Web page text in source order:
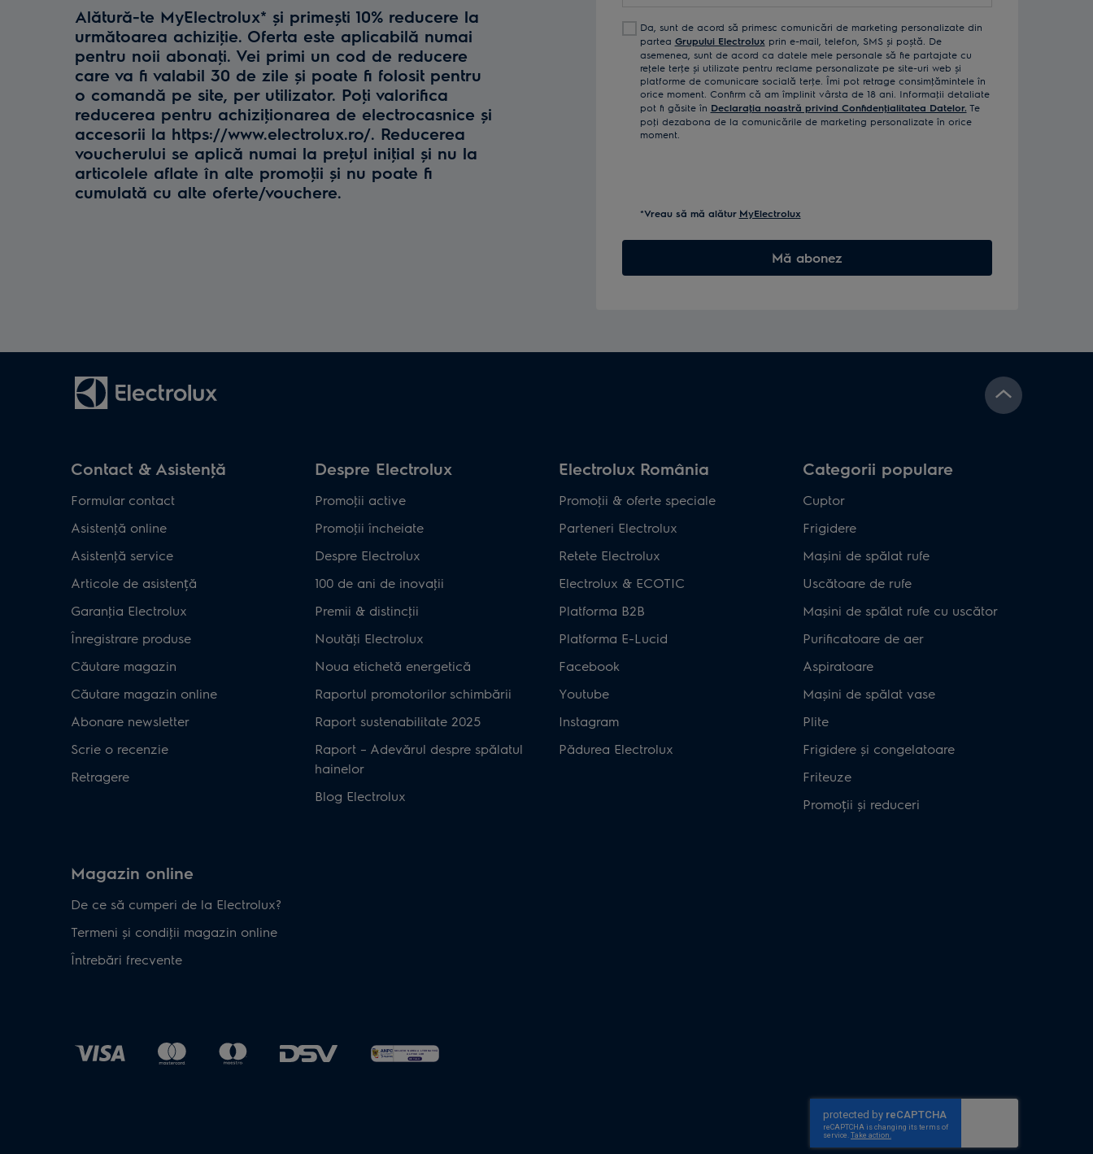
Alătură-te MyElectrolux* și primești 10% reducere la
următoarea achiziţie. Oferta este aplicabilă numai
pentru noii abonaţi. Vei primi un cod de reducere
care va fi valabil 30 de zile și poate fi folosit pentru
o comandă pe site, per utilizator. Poţi valorifica
reducerea pentru achiziţionarea de electrocasnice și
accesorii la https://www.electrolux.ro/. Reducerea
voucherului se aplică numai la preţul iniţial și nu la
articolele aflate în alte promoţii și nu poate fi
cumulată cu alte oferte/vouchere.
tău Da, sunt de acord să primesc comunicări de marketing personalizate din
partea Grupului Electrolux prin e-mail, telefon, SMS și poștă. De
asemenea, sunt de acord ca datele mele personale să fie partajate cu
reţele terţe și utilizate pentru reclame personalizate pe site-uri web și
platforme de comunicare socială terţe. Îmi pot retrage consimţămintele în
orice moment. Confirm că am împlinit vârsta de 18 ani. Informaţii detaliate
pot fi găsite în Declaraţia noastră privind Confidenţialitatea Datelor. Te
poţi dezabona de la comunicările de marketing personalizate în orice
moment.
*Vreau să mă alătur MyElectrolux
Mă abonez
Contact & Asistenţă
Formular contact
Asistenţă online
Asistenţă service
Articole de asistență
Garanţia Electrolux
Înregistrare produse
Căutare magazin
Căutare magazin online
Abonare newsletter
Scrie o recenzie
Retragere
Despre Electrolux
Promoţii active
Promoţii încheiate
Despre Electrolux
100 de ani de inovaţii
Premii & distincţii
Noutăţi Electrolux
Noua etichetă energetică
Raportul promotorilor schimbării
Raport sustenabilitate 2025
Raport – Adevărul despre spălatul
hainelor
Blog Electrolux
Electrolux România
Promoţii & oferte speciale
Parteneri Electrolux
Retete Electrolux
Electrolux & ECOTIC
Platforma B2B
Platforma E-Lucid
Facebook
Youtube
Instagram
Pădurea Electrolux
Categorii populare
Cuptor
Frigidere
Mașini de spălat rufe
Uscătoare de rufe
Mașini de spălat rufe cu uscător
Purificatoare de aer
Aspiratoare
Mașini de spălat vase
Plite
Frigidere și congelatoare
Friteuze
Promoții și reduceri
Magazin online
De ce să cumperi de la Electrolux?
Termeni și condiţii magazin online
Întrebări frecvente